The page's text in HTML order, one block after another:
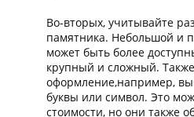
Во-вторых, учитывайте
памятника. Небольшой и
может быть более
крупный и сложный.
оформление,например,
буквы или символ. Это
стоимости, но они также